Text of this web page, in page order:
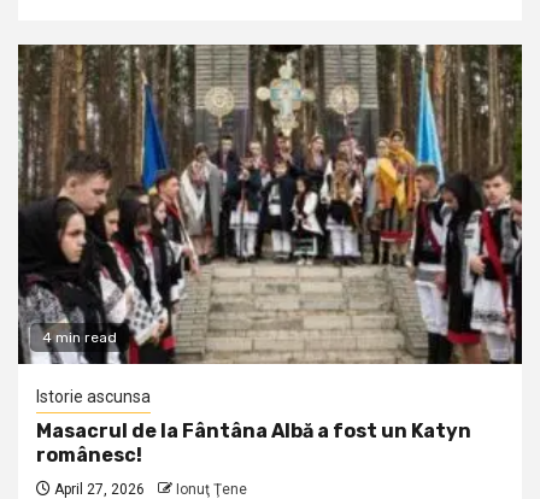
4 min read
Istorie ascunsa
Masacrul de la Fântâna Albă a fost un Katyn
românesc!
April 27, 2026 Ionuţ Ţene